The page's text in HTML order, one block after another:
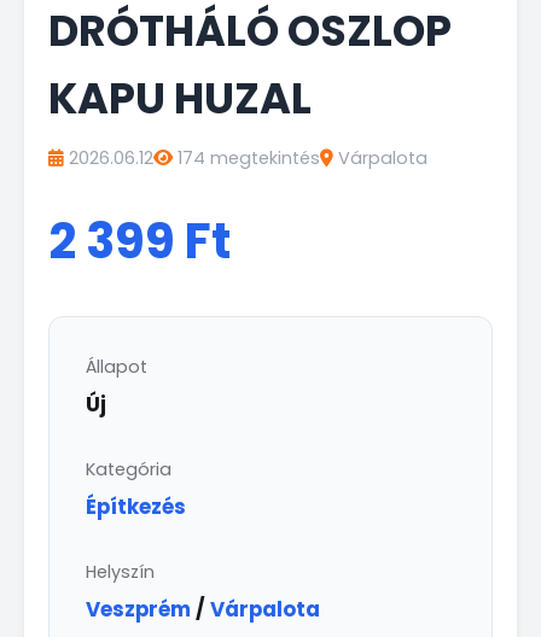
DRÓTHÁLÓ OSZLOP
KAPU HUZAL
2026.06.12 174 megtekintés Várpalota
2 399 Ft
Állapot
Új
Kategória
Építkezés
Helyszín
Veszprém / Várpalota